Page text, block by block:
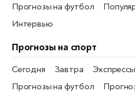
Прогнозы на футбол
Интервью
Прогнозы на спорт
Прогнозы на футбол
Сегодня
Завтра Экспрессы